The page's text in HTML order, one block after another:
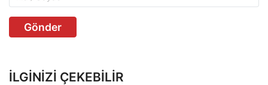
Gönder
İLGINIZI ÇEKEBILIR